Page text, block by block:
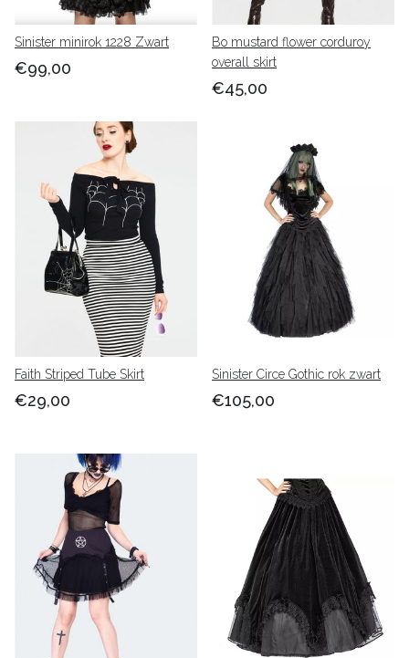
Sinister minirok 1228 Zwart
€99,00
Bo mustard flower corduroy
overall skirt
€45,00
Faith Striped Tube Skirt
€29,00
Sinister Circe Gothic rok zwart
€105,00